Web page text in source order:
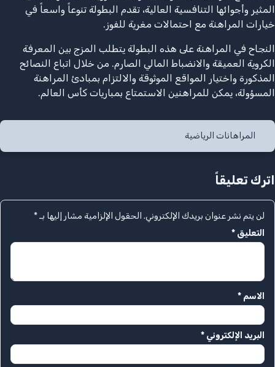
المثير وأجوائها التنافسية العالية، تقدم البطولة تنوعاً واسعاً في
خيارات المراهنة مع احتمالات مغرية للفوز.
النجاح في المراهنة على هذه البطولة يتطلب المزج بين المعرفة
الكروية العميقة والانضباط المالي الصارم. من خلال اتباع النصائح
المذكورة واختيار المواقع الموثوقة والالتزام بمبادئ المراهنة
المسؤولة، يمكن للمراهنين الاستمتاع بمباريات كأس العالم.
المراهانات الرياضية
اترك تعليقاً
لن يتم نشر عنوان بريدك الإلكتروني. الحقول الإلزامية مشار إليها بـ*
التعليق *
الاسم *
البريد الإلكتروني *